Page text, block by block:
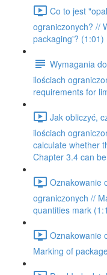
Co to jest
ograniczonych? //
packaging'? (1:01)
Wymagania
ilościach
requirements for
Jak obliczyć,
ilościach
calculate whether
Chapter 3.4 can
Oznakowanie
ograniczonych //
quantities mark
Oznakowanie
Marking of